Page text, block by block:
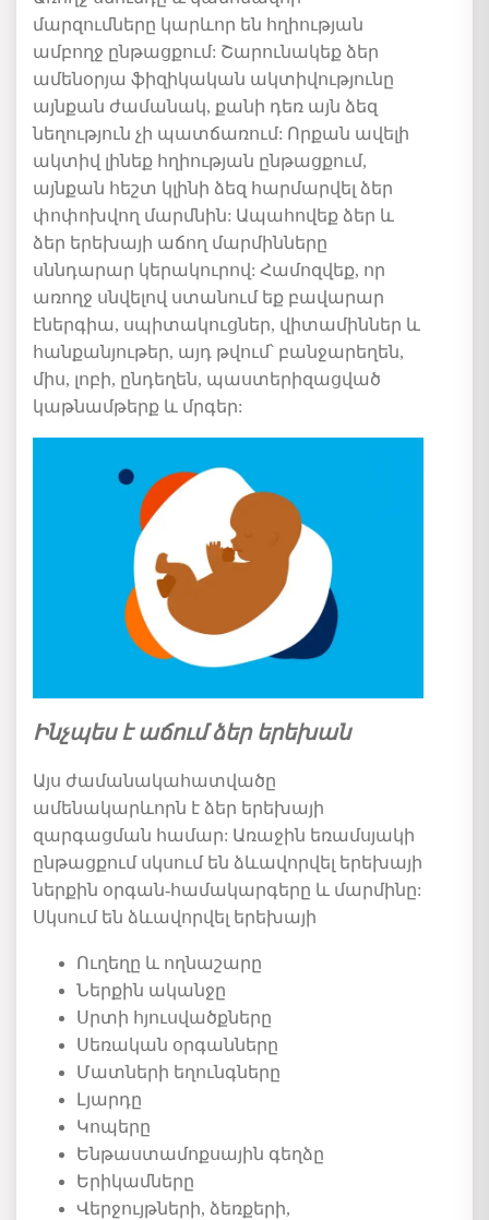
մարզումները կարևոր են հղիության
ամբողջ ընթացքում: Շարունակեք ձեր
ամենօրյա ֆիզիկական ակտիվությունը
այնքան ժամանակ, քանի դեռ այն ձեզ
նեղություն չի պատճառում: Որքան ավելի
ակտիվ լինեք հղիության ընթացքում,
այնքան հեշտ կլինի ձեզ հարմարվել ձեր
փոփոխվող մարմնին: Ապահովեք ձեր և
ձեր երեխայի աճող մարմինները
սննդարար կերակուրով: Համոզվեք, որ
առողջ սնվելով ստանում եք բավարար
էներգիա, սպիտակուցներ, վիտամիններ և
հանքանյութեր, այդ թվում՝ բանջարեղեն,
միս, լոբի, ընդեղեն, պաստերիզացված
կաթնամթերք և մրգեր:
Ինչպես է աճում ձեր երեխան
Այս ժամանակահատվածը
ամենակարևորն է ձեր երեխայի
զարգացման համար: Առաջին եռամսյակի
ընթացքում սկսում են ձևավորվել երեխայի
ներքին օրգան-համակարգերը և մարմինը:
Սկսում են ձևավորվել երեխայի
Ուղեղը և ողնաշարը
Ներքին ականջը
Սրտի հյուսվածքները
Սեռական օրգանները
Մատների եղունգները
Լյարդը
Կոպերը
Ենթաստամոքսային գեղձը
Երիկամները
Վերջույթների, ձեռքերի,